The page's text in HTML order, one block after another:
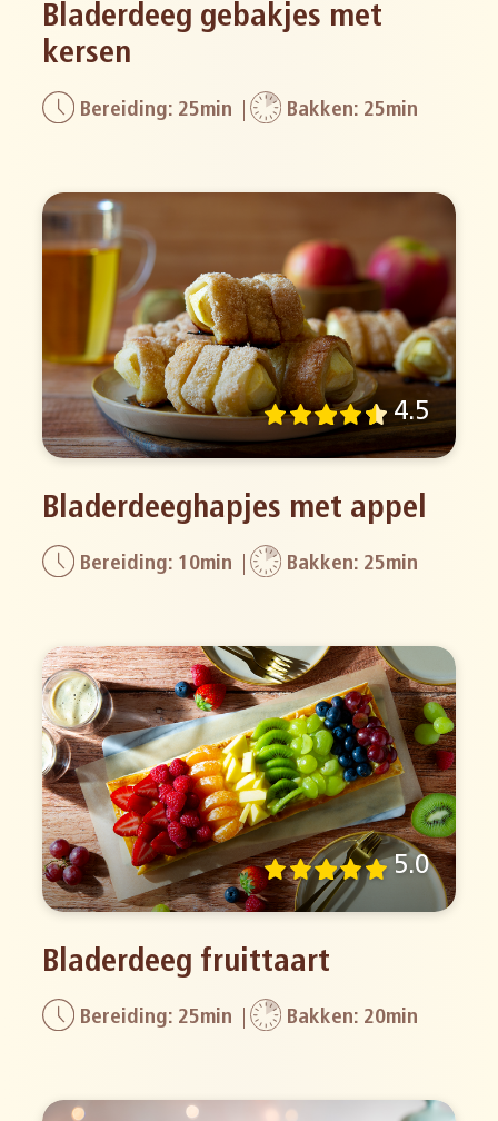
Bladerdeeg gebakjes met
kersen
Bereiding: 25min Bakken: 25min
4.5
Bladerdeeghapjes met appel
Bereiding: 10min Bakken: 25min
5.0
Bladerdeeg fruittaart
Bereiding: 25min Bakken: 20min